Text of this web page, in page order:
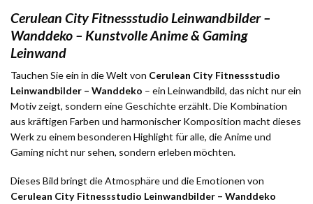
Cerulean City Fitnessstudio Leinwandbilder –
Wanddeko – Kunstvolle Anime & Gaming
Leinwand
Tauchen Sie ein in die Welt von Cerulean City Fitnessstudio
Leinwandbilder – Wanddeko – ein Leinwandbild, das nicht nur ein
Motiv zeigt, sondern eine Geschichte erzählt. Die Kombination
aus kräftigen Farben und harmonischer Komposition macht dieses
Werk zu einem besonderen Highlight für alle, die Anime und
Gaming nicht nur sehen, sondern erleben möchten.
Dieses Bild bringt die Atmosphäre und die Emotionen von
Cerulean City Fitnessstudio Leinwandbilder – Wanddeko